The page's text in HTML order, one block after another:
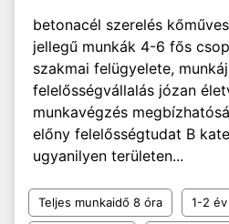
betonacél szerelés kőműves
jellegű munkák 4-6 fős
szakmai felügyelete,
felelősségvállalás józan
munkavégzés
előny felelősségtudat B
ugyanilyen területen...
Teljes munkaidő 8 óra 1-2